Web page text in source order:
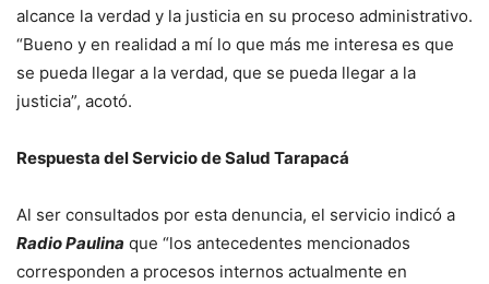
alcance la verdad y la justicia en su proceso administrativo.
“Bueno y en realidad a mí lo que más me interesa es que
se pueda llegar a la verdad, que se pueda llegar a la
justicia”, acotó.
Respuesta del Servicio de Salud Tarapacá
Al ser consultados por esta denuncia, el servicio indicó a
Radio Paulina que “los antecedentes mencionados
corresponden a procesos internos actualmente en